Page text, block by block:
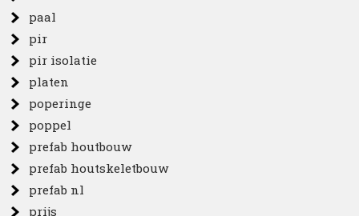
paal
pir
pir isolatie
platen
poperinge
poppel
prefab houtbouw
prefab houtskeletbouw
prefab nl
prijs